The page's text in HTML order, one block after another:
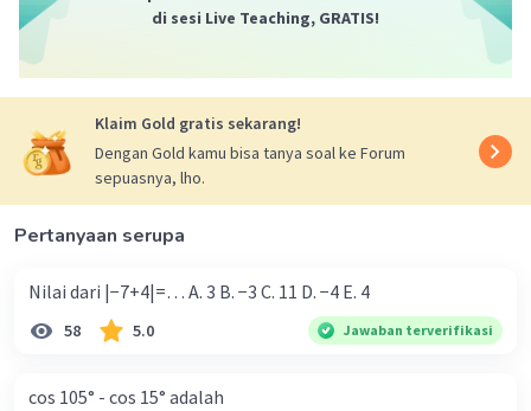
di sesi Live Teaching, GRATIS!
Klaim Gold gratis sekarang!
Dengan Gold kamu bisa tanya soal ke Forum
sepuasnya, lho.
Pertanyaan serupa
Nilai dari |−7+4|=… A. 3 B. −3 C. 11 D. −4 E. 4
58 5.0 Jawaban terverifikasi
cos 105° - cos 15° adalah